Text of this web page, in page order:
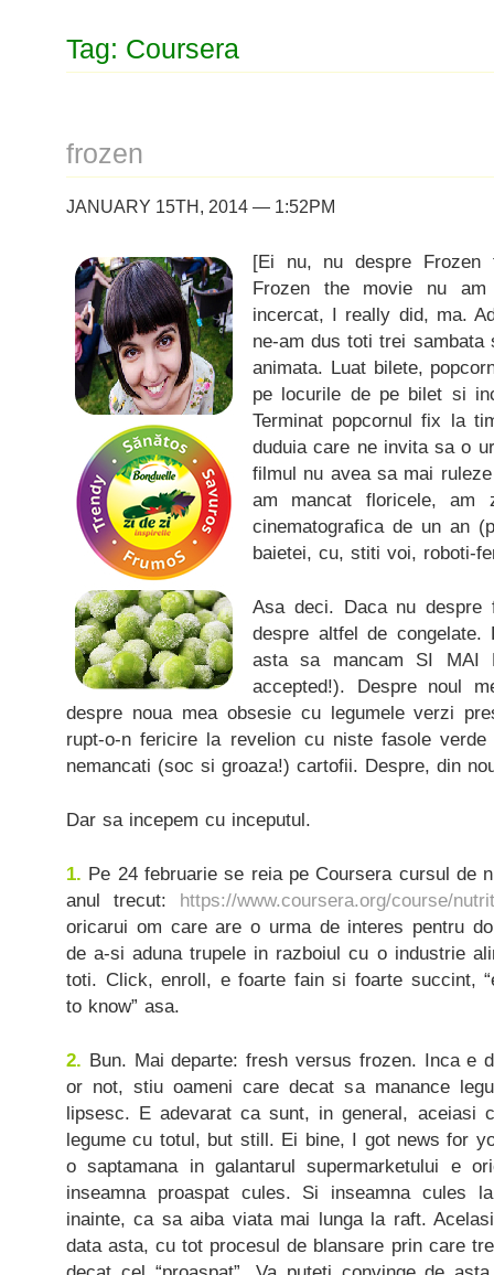
Tag: Coursera
frozen
JANUARY 15TH, 2014 — 1:52PM
[Ei nu, nu despre
Frozen the movie nu
incercat, I really did, ma.
ne-am dus toti trei sambata
animata. Luat bilete,
pe locurile de pe bilet si
Terminat popcornul fix la
duduia care ne invita sa o
filmul nu avea sa mai
am mancat floricele, am
cinematografica de un an
baietei, cu, stiti voi, roboti-
Asa deci. Daca nu despre
despre altfel de
asta sa mancam SI MAI
accepted!). Despre noul
despre noua mea obsesie cu legumele verzi
rupt-o-n fericire la revelion cu niste fasole
nemancati (soc si groaza!) cartofii. Despre, din
Dar sa incepem cu inceputul.
1. Pe 24 februarie se reia pe Coursera cursul de
anul trecut: https://www.coursera.org/course/
oricarui om care are o urma de interes pentru
de a-si aduna trupele in razboiul cu o industrie
toti. Click, enroll, e foarte fain si foarte succint,
to know” asa.
2. Bun. Mai departe: fresh versus frozen. Inca e
or not, stiu oameni care decat sa manance
lipsesc. E adevarat ca sunt, in general, aceiasi
legume cu totul, but still. Ei bine, I got news for
o saptamana in galantarul supermarketului e
inseamna proaspat cules. Si inseamna cules
inainte, ca sa aiba viata mai lunga la raft.
data asta, cu tot procesul de blansare prin care